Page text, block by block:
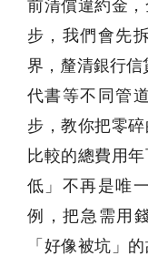
前清償違約金
步，我們會先
界，釐清銀行
代書等不同管
步，教你把零
比較的總費用
低」不再是唯
例，把急需用
「好像被坑」